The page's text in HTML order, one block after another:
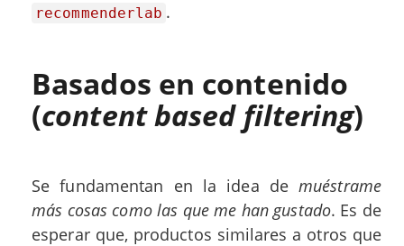
recommenderlab .
Basados en contenido
(content based filtering)
Se fundamentan en la idea demuéstrame
más cosas como las que me han gustado. Es de
esperar que, productos similares a otros que